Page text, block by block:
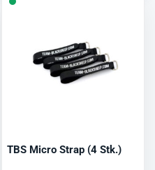
TBS Micro Strap (4 Stk.)